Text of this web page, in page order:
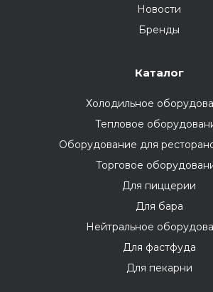
Новости
Бренды
Каталог
Холодильное
Тепловое
Оборудование для
Торговое
Для пиццерии
Для бара
Нейтральное
Для фастфуда
Для пекарни